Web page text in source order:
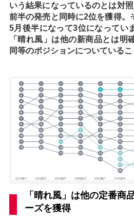
いう結果になっているのとは対
前半の発売と同時に2位を獲得。
5月後半になって3位になってい
「晴れ風」は他の新商品とは明
同等のポジションについているこ
「晴れ風」は他の定番商
ーズを獲得